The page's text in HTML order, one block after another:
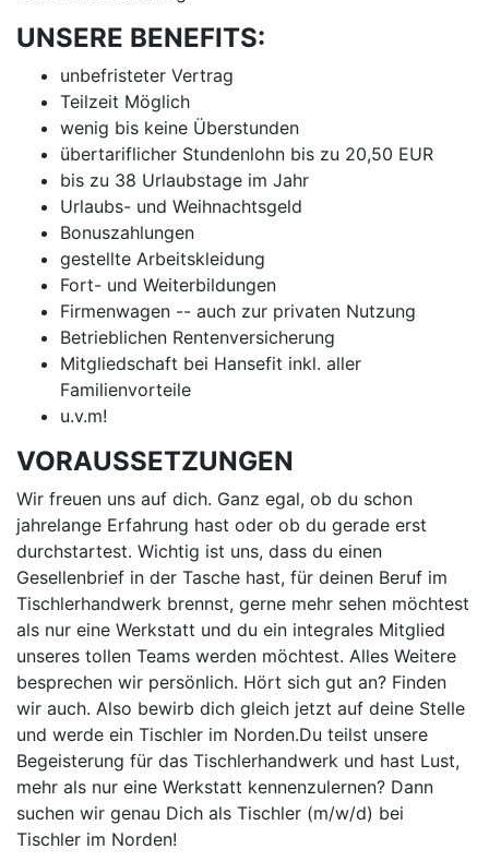
UNSERE BENEFITS:
unbefristeter Vertrag
Teilzeit Möglich
wenig bis keine Überstunden
übertariflicher Stundenlohn bis zu 20,50 EUR
bis zu 38 Urlaubstage im Jahr
Urlaubs- und Weihnachtsgeld
Bonuszahlungen
gestellte Arbeitskleidung
Fort- und Weiterbildungen
Firmenwagen -- auch zur privaten Nutzung
Betrieblichen Rentenversicherung
Mitgliedschaft bei Hansefit inkl. aller
Familienvorteile
u.v.m!
VORAUSSETZUNGEN
Wir freuen uns auf dich. Ganz egal, ob du schon
jahrelange Erfahrung hast oder ob du gerade erst
durchstartest. Wichtig ist uns, dass du einen
Gesellenbrief in der Tasche hast, für deinen Beruf im
Tischlerhandwerk brennst, gerne mehr sehen möchtest
als nur eine Werkstatt und du ein integrales Mitglied
unseres tollen Teams werden möchtest. Alles Weitere
besprechen wir persönlich. Hört sich gut an? Finden
wir auch. Also bewirb dich gleich jetzt auf deine Stelle
und werde ein Tischler im Norden.Du teilst unsere
Begeisterung für das Tischlerhandwerk und hast Lust,
mehr als nur eine Werkstatt kennenzulernen? Dann
suchen wir genau Dich als Tischler (m/w/d) bei
Tischler im Norden!